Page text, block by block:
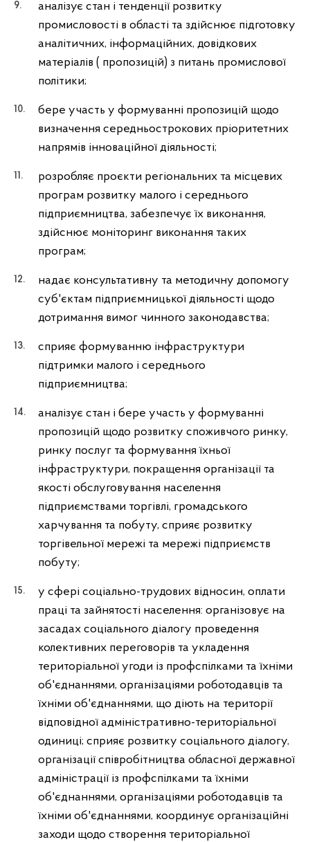
аналізує стан і тенденції розвитку
промисловості в області та здійснює підготовку
аналітичних, інформаційних, довідкових
матеріалів ( пропозицій) з питань промислової
політики;
бере участь у формуванні пропозицій щодо
визначення середньострокових пріоритетних
напрямів інноваційної діяльності;
розробляє проєкти регіональних та місцевих
програм розвитку малого і середнього
підприємництва, забезпечує їх виконання,
здійснює моніторинг виконання таких
програм;
надає консультативну та методичну допомогу
суб'єктам підприємницької діяльності щодо
дотримання вимог чинного законодавства;
сприяє формуванню інфраструктури
підтримки малого і середнього
підприємництва;
аналізує стан і бере участь у формуванні
пропозицій щодо розвитку споживчого ринку,
ринку послуг та формування їхньої
інфраструктури, покращення організації та
якості обслуговування населення
підприємствами торгівлі, громадського
харчування та побуту, сприяє розвитку
торгівельної мережі та мережі підприємств
побуту;
у сфері соціально-трудових відносин, оплати
праці та зайнятості населення: організовує на
засадах соціального діалогу проведення
колективних переговорів та укладення
територіальної угоди із профспілками та їхніми
об'єднаннями, організаціями роботодавців та
їхніми об'єднаннями, що діють на території
відповідної адміністративно-територіальної
одиниці; сприяє розвитку соціального діалогу,
організації співробітництва обласної державної
адміністрації із профспілками та їхніми
об'єднаннями, організаціями роботодавців та
їхніми об'єднаннями, координує організаційні
заходи щодо створення територіальної